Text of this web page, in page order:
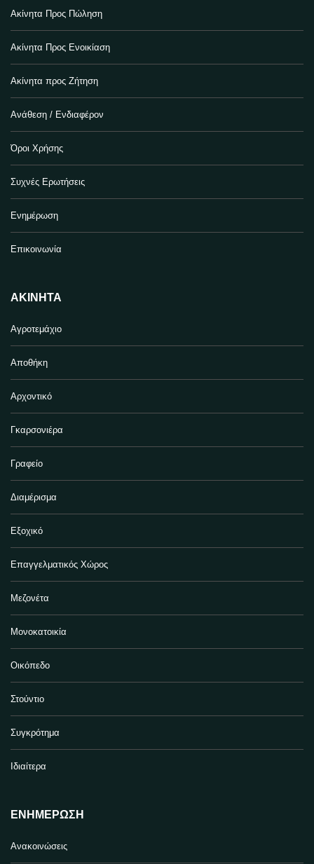
Ακίνητα Προς Πώληση
Ακίνητα Προς Ενοικίαση
Ακίνητα προς Ζήτηση
Ανάθεση / Ενδιαφέρον
Όροι Χρήσης
Συχνές Ερωτήσεις
Ενημέρωση
Επικοινωνία
ΑΚΊΝΗΤΑ
Αγροτεμάχιο
Αποθήκη
Αρχοντικό
Γκαρσονιέρα
Γραφείο
Διαμέρισμα
Εξοχικό
Επαγγελματικός Χώρος
Μεζονέτα
Μονοκατοικία
Οικόπεδο
Στούντιο
Συγκρότημα
Ιδιαίτερα
ΕΝΗΜΈΡΩΣΗ
Ανακοινώσεις